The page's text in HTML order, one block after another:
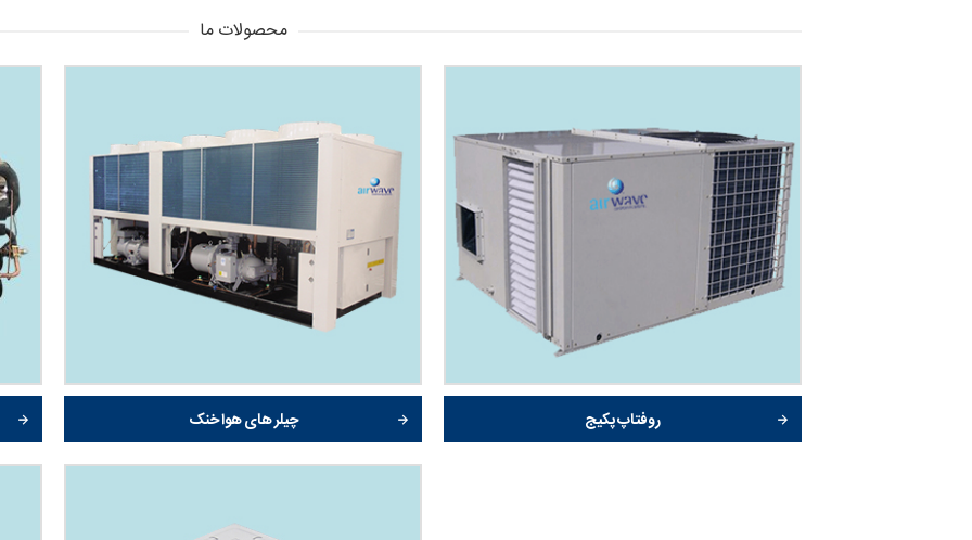
محصولات ما
روفتاپ پکیج چیلر های هوا خنک